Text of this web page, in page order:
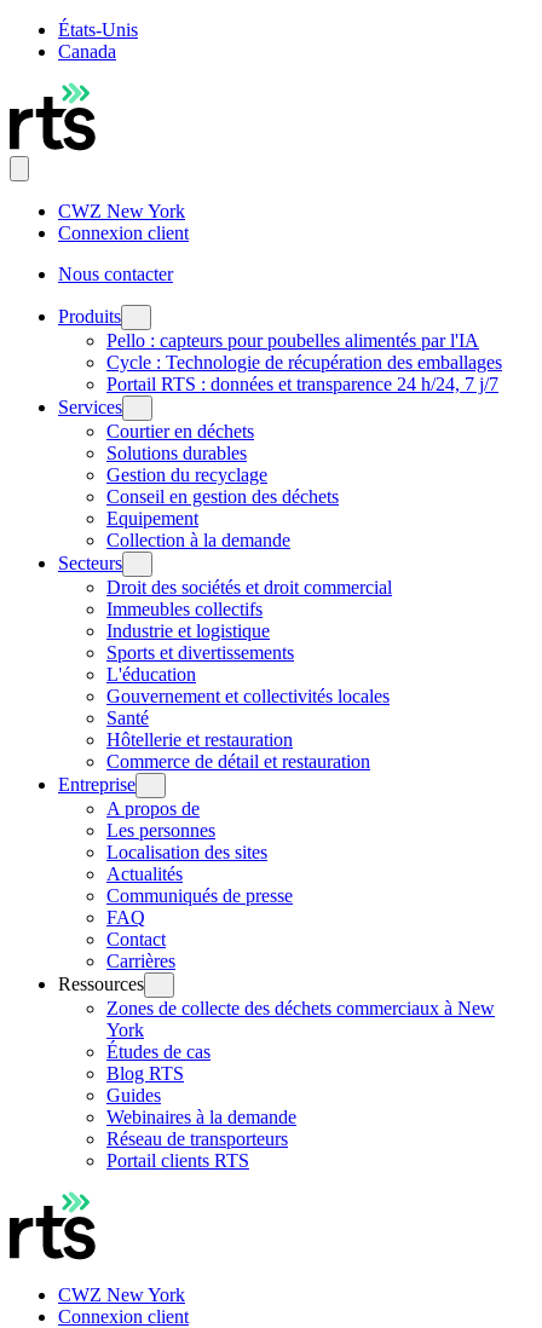
États-Unis
Canada
CWZ New York
Connexion client
Nous contacter
Produits
Pello : capteurs pour poubelles alimentés par l'IA
Cycle : Technologie de récupération des emballages
Portail RTS : données et transparence 24 h/24, 7 j/7
Services
Courtier en déchets
Solutions durables
Gestion du recyclage
Conseil en gestion des déchets
Equipement
Collection à la demande
Secteurs
Droit des sociétés et droit commercial
Immeubles collectifs
Industrie et logistique
Sports et divertissements
L'éducation
Gouvernement et collectivités locales
Santé
Hôtellerie et restauration
Commerce de détail et restauration
Entreprise
A propos de
Les personnes
Localisation des sites
Actualités
Communiqués de presse
FAQ
Contact
Carrières
Ressources
Zones de collecte des déchets commerciaux à New
York
Études de cas
Blog RTS
Guides
Webinaires à la demande
Réseau de transporteurs
Portail clients RTS
CWZ New York
Connexion client